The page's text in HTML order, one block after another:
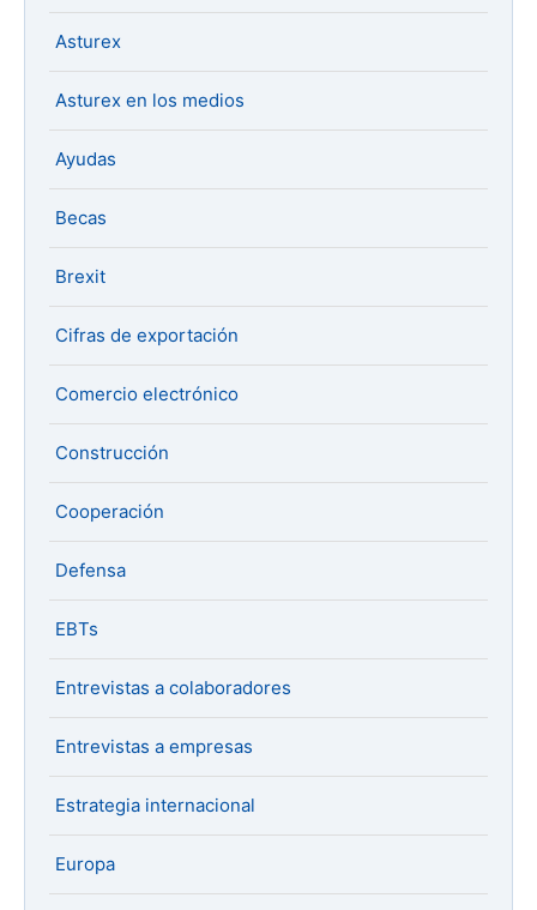
Asturex
Asturex en los medios
Ayudas
Becas
Brexit
Cifras de exportación
Comercio electrónico
Construcción
Cooperación
Defensa
EBTs
Entrevistas a colaboradores
Entrevistas a empresas
Estrategia internacional
Europa